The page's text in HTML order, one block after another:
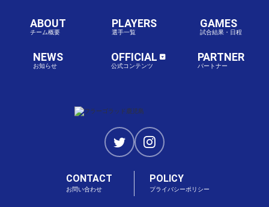
ABOUT
チーム概要
PLAYERS
選手一覧
GAMES
試合結果・日程
NEWS
お知らせ
OFFICIAL
公式コンテンツ
PARTNER
パートナー
CONTACT
お問い合わせ
POLICY
プライバシーポリシー